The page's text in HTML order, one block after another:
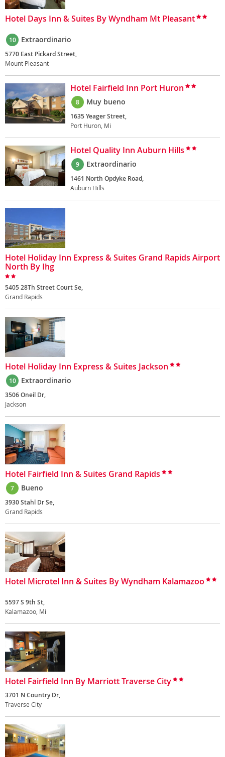
Hotel Days Inn & Suites By Wyndham Mt Pleasant
10 Extraordinario
5770 East Pickard Street,
Mount Pleasant
Hotel Fairfield Inn Port Huron
8 Muy bueno
1635 Yeager Street,
Port Huron, Mi
Hotel Quality Inn Auburn Hills
9 Extraordinario
1461 North Opdyke Road,
Auburn Hills
Hotel Holiday Inn Express & Suites Grand Rapids Airport
North By Ihg
5405 28Th Street Court Se,
Grand Rapids
Hotel Holiday Inn Express & Suites Jackson
10 Extraordinario
3506 Oneil Dr,
Jackson
Hotel Fairfield Inn & Suites Grand Rapids
7 Bueno
3930 Stahl Dr Se,
Grand Rapids
Hotel Microtel Inn & Suites By Wyndham Kalamazoo
5597 S 9th St,
Kalamazoo, Mi
Hotel Fairfield Inn By Marriott Traverse City
3701 N Country Dr,
Traverse City